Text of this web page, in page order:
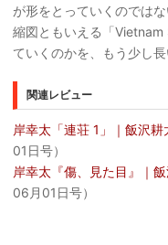
が形をとっていくのでは
縮図ともいえる「
ていくのかを、もう少し
関連レビュー
岸幸太「連荘 1」｜飯沢
01日号）
岸幸太『傷、見た目』｜
06月01日号）